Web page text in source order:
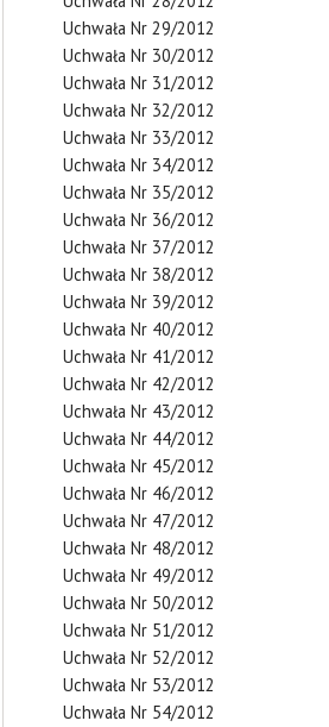
Uchwała Nr 29/2012
Uchwała Nr 30/2012
Uchwała Nr 31/2012
Uchwała Nr 32/2012
Uchwała Nr 33/2012
Uchwała Nr 34/2012
Uchwała Nr 35/2012
Uchwała Nr 36/2012
Uchwała Nr 37/2012
Uchwała Nr 38/2012
Uchwała Nr 39/2012
Uchwała Nr 40/2012
Uchwała Nr 41/2012
Uchwała Nr 42/2012
Uchwała Nr 43/2012
Uchwała Nr 44/2012
Uchwała Nr 45/2012
Uchwała Nr 46/2012
Uchwała Nr 47/2012
Uchwała Nr 48/2012
Uchwała Nr 49/2012
Uchwała Nr 50/2012
Uchwała Nr 51/2012
Uchwała Nr 52/2012
Uchwała Nr 53/2012
Uchwała Nr 54/2012